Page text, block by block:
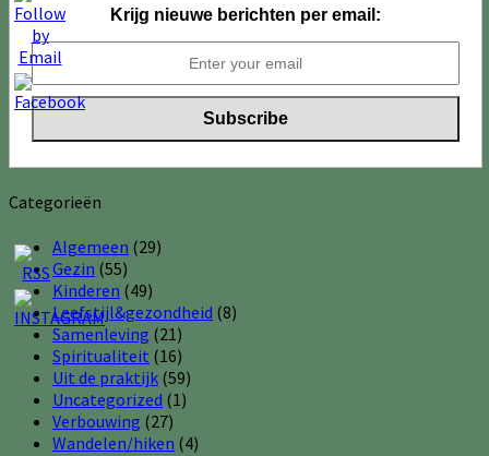
Krijg nieuwe berichten per email:
Categorieën
Algemeen (29)
Gezin (55)
Kinderen (49)
Leefstijl&gezondheid (8)
Samenleving (21)
Spiritualiteit (16)
Uit de praktijk (59)
Uncategorized (1)
Verbouwing (27)
Wandelen/hiken (4)